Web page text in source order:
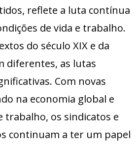
reflete a luta contínua
de vida e trabalho.
do século XIX e da
diferentes, as lutas
Com novas
na economia global e
trabalho, os sindicatos e
continuam a ter um papel